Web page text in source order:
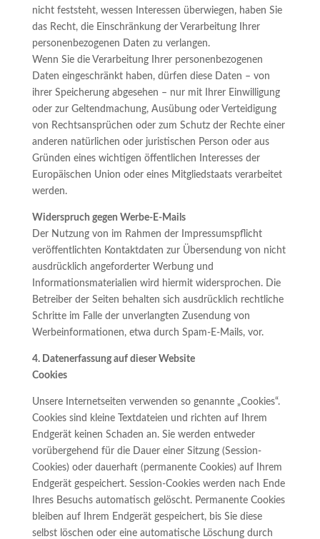
nicht feststeht, wessen Interessen überwiegen, haben Sie
das Recht, die Einschränkung der Verarbeitung Ihrer
personenbezogenen Daten zu verlangen.
Wenn Sie die Verarbeitung Ihrer personenbezogenen
Daten eingeschränkt haben, dürfen diese Daten – von
ihrer Speicherung abgesehen – nur mit Ihrer Einwilligung
oder zur Geltendmachung, Ausübung oder Verteidigung
von Rechtsansprüchen oder zum Schutz der Rechte einer
anderen natürlichen oder juristischen Person oder aus
Gründen eines wichtigen öffentlichen Interesses der
Europäischen Union oder eines Mitgliedstaats verarbeitet
werden.
Widerspruch gegen Werbe-E-Mails
Der Nutzung von im Rahmen der Impressumspflicht
veröffentlichten Kontaktdaten zur Übersendung von nicht
ausdrücklich angeforderter Werbung und
Informationsmaterialien wird hiermit widersprochen. Die
Betreiber der Seiten behalten sich ausdrücklich rechtliche
Schritte im Falle der unverlangten Zusendung von
Werbeinformationen, etwa durch Spam-E-Mails, vor.
4. Datenerfassung auf dieser Website
Cookies
Unsere Internetseiten verwenden so genannte „Cookies“.
Cookies sind kleine Textdateien und richten auf Ihrem
Endgerät keinen Schaden an. Sie werden entweder
vorübergehend für die Dauer einer Sitzung (Session-
Cookies) oder dauerhaft (permanente Cookies) auf Ihrem
Endgerät gespeichert. Session-Cookies werden nach Ende
Ihres Besuchs automatisch gelöscht. Permanente Cookies
bleiben auf Ihrem Endgerät gespeichert, bis Sie diese
selbst löschen oder eine automatische Löschung durch